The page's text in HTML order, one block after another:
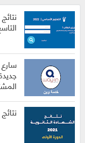
نتائج